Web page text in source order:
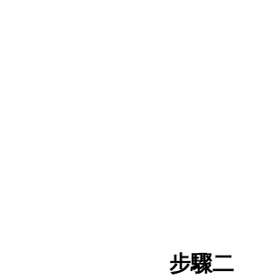
步驟二